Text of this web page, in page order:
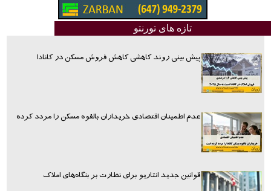
تازه های تورنتو
پیش بینی روند کاهشی کاهش فروش مسکن در کانادا
عدم اطمینان اقتصادی خریداران بالقوه مسکن را مردد کرده
قوانین جدید انتاریو برای نظارت بر بنگاه‌های املاک